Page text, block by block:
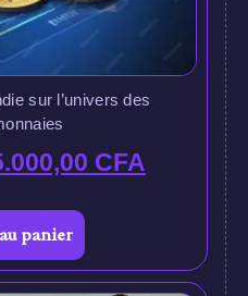
sur l’univers des
CFA
panier